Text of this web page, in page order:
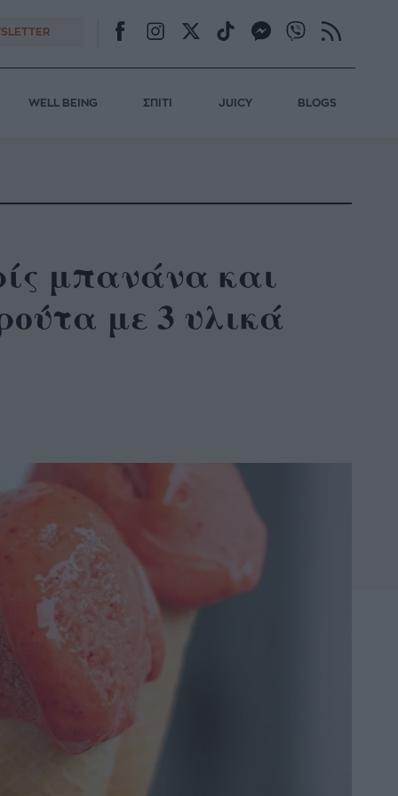
WELL BEING ΣΠΙΤΙ JUICY BLOGS
μπανάνα και
με 3 υλικά